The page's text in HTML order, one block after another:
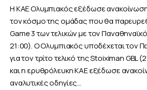
Η ΚΑΕ Ολυμπιακός εξέδωσε ανακοίνωση
τον κόσμο της ομάδας που θα
Game 3 των τελικών με τον
21:00). Ο Ολυμπιακός υποδέχεται τον
για τον τρίτο τελικό της Stoiximan GBL
και η ερυθρόλευκη ΚΑΕ εξέδωσε
αναλυτικές οδηγίες…